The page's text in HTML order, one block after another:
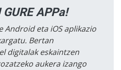
APPa!
Android eta iOS aplikazio
Bertan
digitalak eskaintzen
aukera izango